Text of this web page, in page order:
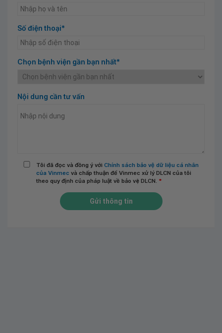
Số điện thoại*
Chọn bệnh viện gần bạn nhất*
Nội dung cần tư vấn
Tôi đã đọc và đồng ý với Chính sách bảo vệ dữ liệu cá nhân
của Vinmec và chấp thuận để Vinmec xử lý DLCN của tôi
theo quy định của pháp luật về bảo vệ DLCN. *
Gửi thông tin